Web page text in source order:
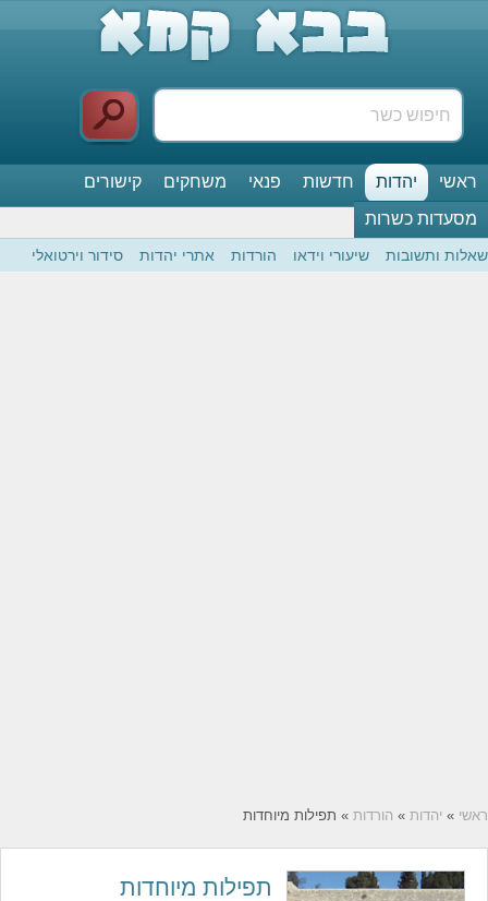
ראשי יהדות חדשות פנאי משחקים
קישורים
מסעדות כשרות
שאלות ותשובות שיעורי וידאו הורדות אתרי יהדות סידור וירטואלי
ראשי » יהדות » הורדות » תפילות מיוחדות
תפילות מיוחדות